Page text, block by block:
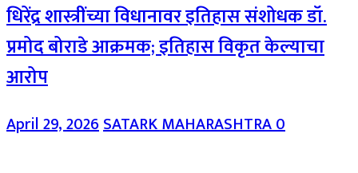
धिरेंद्र शास्त्रींच्या विधानावर इतिहास संशोधक डॉ.
प्रमोद बोराडे आक्रमक; इतिहास विकृत केल्याचा
आरोप
April 29, 2026SATARK MAHARASHTRA0